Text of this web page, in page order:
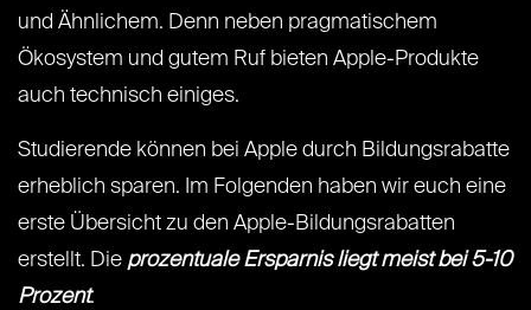
und Ähnlichem. Denn neben pragmatischem
Ökosystem und gutem Ruf bieten Apple-Produkte
auch technisch einiges.
Studierende können bei Apple durch Bildungsrabatte
erheblich sparen. Im Folgenden haben wir euch eine
erste Übersicht zu den Apple-Bildungsrabatten
erstellt. Die prozentuale Ersparnis liegt meist bei 5-10
Prozent.